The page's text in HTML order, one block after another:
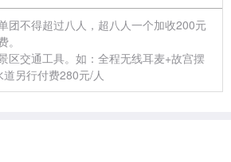
团不得超过八人，超八人一个加收200元
区交通工具。如：全程无线耳麦+故宫摆
另行付费280元/人